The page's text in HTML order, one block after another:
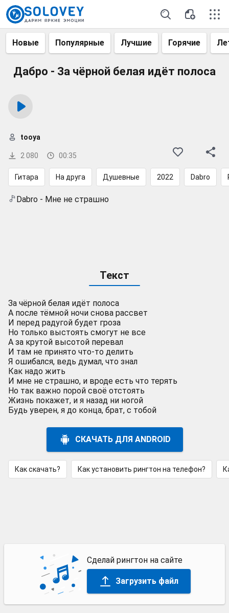
Новые Популярные Лучшие Горячие
Дабро - За чёрной белая идёт полоса
2 080 00:35
tooya
Гитара На друга Душевные 2022 Dabro
Dabro - Мне не страшно
Текст
За чёрной белая идёт полоса
А после тёмной ночи снова рассвет
И перед радугой будет гроза
Но только выстоять смогут не все
А за крутой высотой перевал
И там не принято что-то делить
Я ошибался, ведь думал, что знал
Как надо жить
И мне не страшно, и вроде есть что терять
Но так важно порой своё отстоять
Жизнь покажет, и я назад ни ногой
Будь уверен, я до конца, брат, с тобой
СКАЧАТЬ ДЛЯ ANDROID
Как скачать? Как установить рингтон на телефон?
Сделай рингтон на сайте
Загрузить файл